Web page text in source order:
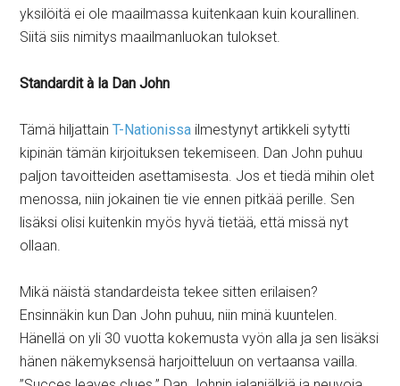
yksilöitä ei ole maailmassa kuitenkaan kuin kourallinen.
Siitä siis nimitys maailmanluokan tulokset.
Standardit à la Dan John
Tämä hiljattainT-Nationissa ilmestynyt artikkeli sytytti
kipinän tämän kirjoituksen tekemiseen. Dan John puhuu
paljon tavoitteiden asettamisesta. Jos et tiedä mihin olet
menossa, niin jokainen tie vie ennen pitkää perille. Sen
lisäksi olisi kuitenkin myös hyvä tietää, että missä nyt
ollaan.
Mikä näistä standardeista tekee sitten erilaisen?
Ensinnäkin kun Dan John puhuu, niin minä kuuntelen.
Hänellä on yli 30 vuotta kokemusta vyön alla ja sen lisäksi
hänen näkemyksensä harjoitteluun on vertaansa vailla.